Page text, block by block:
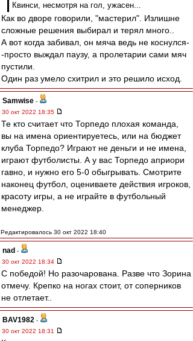
Квинси, несмотря на гол, ужасен...
Как во дворе говорили, "мастерил". Излишне
сложные решения выбирал и терял много..
А вот когда забивал, он мяча ведь не коснулся-
-просто выждал паузу, а пролетарии сами мяч
пустили.
Один раз умело схитрил и это решило исход.
Samwise -
30 окт 2022 18:35
Те кто считает что Торпедо плохая команда,
вы на имена ориентируетесь, или на бюджет
клуба Торпедо? Играют не деньги и не имена,
играют футболисты. А у вас Торпедо априори
гавно, и нужно его 5-0 обыгрывать. Смотрите
наконец футбол, оцениваете действия игроков,
красоту игры, а не играйте в футбольный
менеджер.
Редактировалось 30 окт 2022 18:40
nad -
30 окт 2022 18:34
С победой! Но разочарована. Разве что Зорина
отмечу. Крепко на ногах стоит, от соперников
не отлетает..
BAV1982 -
30 окт 2022 18:31